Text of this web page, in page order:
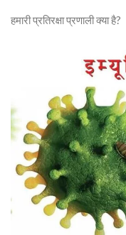
हमारी प्रतिरक्षा प्रणाली क्या है?